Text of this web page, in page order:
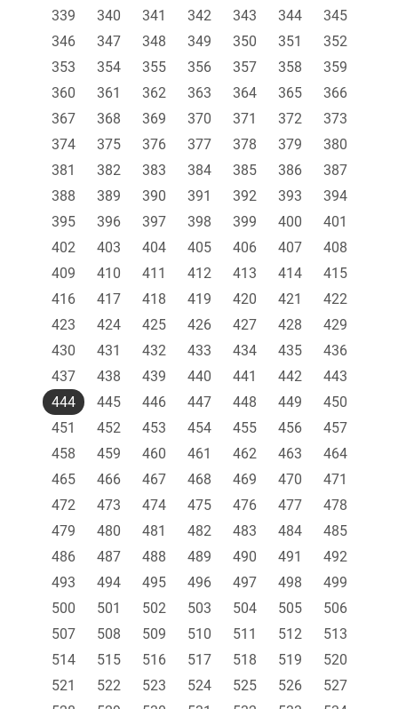
339
340 341 342 343 344
345
346
347 348 349 350 351
352
353
354 355 356 357 358
359
360
361 362 363 364 365
366
367
368 369 370 371 372
373
374
375 376 377 378 379
380
381
382 383 384 385 386
387
388
389 390 391 392 393
394
395
396 397 398 399 400
401
402
403 404 405 406 407
408
409
410 411 412 413 414
415
416
417 418 419 420 421
422
423
424 425 426 427 428
429
430
431 432 433 434 435
436
437
438 439 440 441 442
443
444
445 446 447 448 449
450
451
452 453 454 455 456
457
458
459 460 461 462 463
464
465
466 467 468 469 470
471
472
473 474 475 476 477
478
479
480 481 482 483 484
485
486
487 488 489 490 491
492
493
494 495 496 497 498
499
500
501 502 503 504 505
506
507
508 509 510 511 512
513
514
515 516 517 518 519
520
521
522 523 524 525 526
527